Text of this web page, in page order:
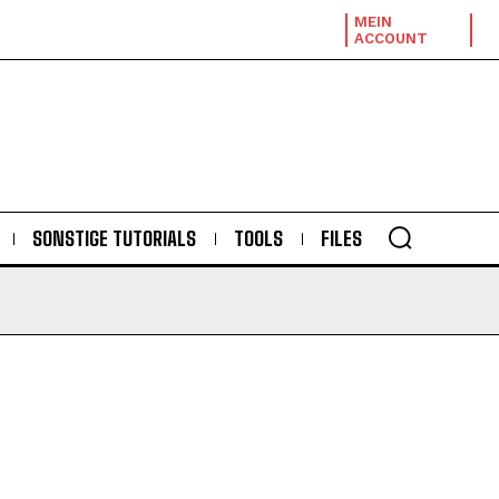
MEIN
ACCOUNT
SONSTIGE TUTORIALS TOOLS FILES